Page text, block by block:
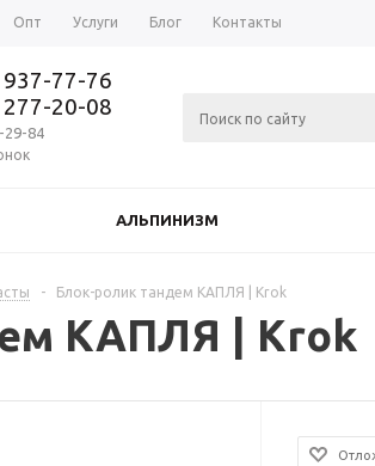
Опт Услуги Блог Контакты
937-77-76
277-20-08
29-84
АЛЬПИНИЗМ
- Блок-ролик тандем КАПЛЯ | Krok
КАПЛЯ | Krok